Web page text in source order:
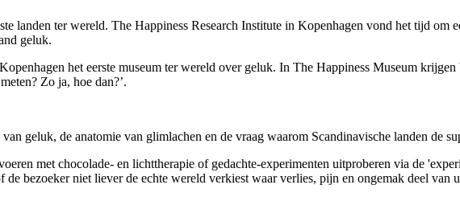
landen ter wereld. The Happiness Research Institute in Kopenhagen vond het tijd om
geluk.
het eerste museum ter wereld over geluk. In The Happiness Museum
Zo ja, hoe dan?’.
geluk, de anatomie van glimlachen en de vraag waarom Scandinavische landen de
met chocolade- en lichttherapie of gedachte-experimenten uitproberen via de
bezoeker niet liever de echte wereld verkiest waar verlies, pijn en ongemak deel van